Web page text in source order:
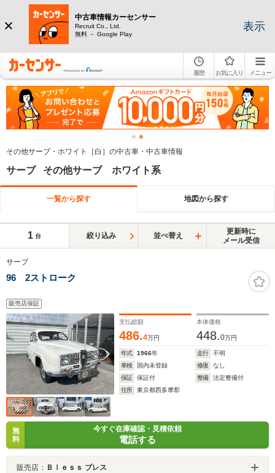
中古車情報カーセンサー
Recruit Co., Ltd.
無料 － Google Play
表示
履歴 お気に入り メニュー
その他サーブ・ホワイト［白］の中古車・中古車情報
サーブ その他サーブ ホワイト系
一覧から探す 地図から探す
1 台 絞り込み 並べ替え
更新時に
メール受信
サーブ
96 2ストローク
販売店保証
支払総額
486.4万円
本体価格
448.0万円
年式 1966年 走行
不明
車検
国内未登録 修復
なし
保証
保証付 整備
法定整備付
住所
東京都西多摩郡
無
料
今すぐ在庫確認・見積依頼
電話する
販売店： Ｂｌｅｓｓ ブレス